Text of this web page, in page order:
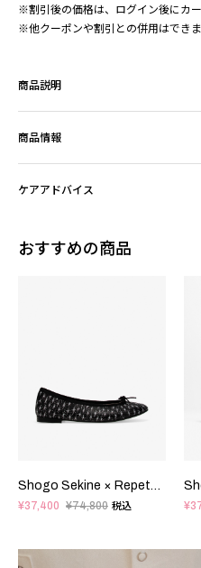
※割引後の価格は、ログイン後にカ
※他クーポンや割引との併用はできま
商品説明
商品情報
ケアアドバイス
おすすめの商品
Shogo Sekine × Repetto - Cendrillon Haute バレエフラット - ラバーソール - EUサイズ
¥37,400 ¥74,800 税込